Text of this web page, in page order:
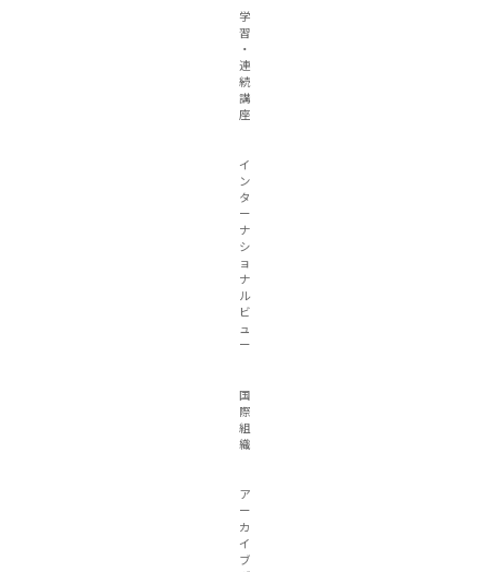
学
習
・
連
続
講
座
イ
ン
タ
ー
ナ
シ
ョ
ナ
ル
ビ
ュ
ー
国
際
組
織
ア
ー
カ
イ
ブ